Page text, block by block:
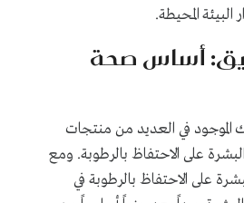
المحيطة.
أساس صحة
الموجود في العديد من منتجات
على الاحتفاظ بالرطوبة. ومع
على الاحتفاظ بالرطوبة في